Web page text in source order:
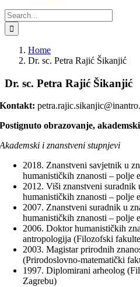
Search
for:
Home
Dr. sc. Petra Rajić Šikanjić
Dr. sc. Petra Rajić Šikanjić
Kontakt:
Postignuto obrazovanje,
Akademski i znanstveni stupnjevi
2018. Znanstveni savjetnik u
humanističkih znanosti – polje
2012. Viši znanstveni suradnik
humanističkih znanosti – polje
2007. Znanstveni suradnik u
humanističkih znanosti – polje
2006. Doktor humanističkih
antropologija (Filozofski
2003. Magistar prirodnih
(Prirodoslovno-matematički
1997. Diplomirani arheolog
Zagrebu)